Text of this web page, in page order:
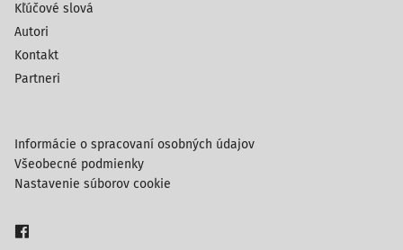
Kľúčové slová
Autori
Kontakt
Partneri
Informácie o spracovaní osobných údajov
Všeobecné podmienky
Nastavenie súborov cookie